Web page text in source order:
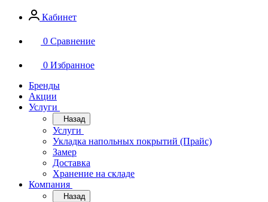
Кабинет
0 Сравнение
0 Избранное
Бренды
Акции
Услуги
Назад
Услуги
Укладка напольных покрытий (Прайс)
Замер
Доставка
Хранение на складе
Компания
Назад